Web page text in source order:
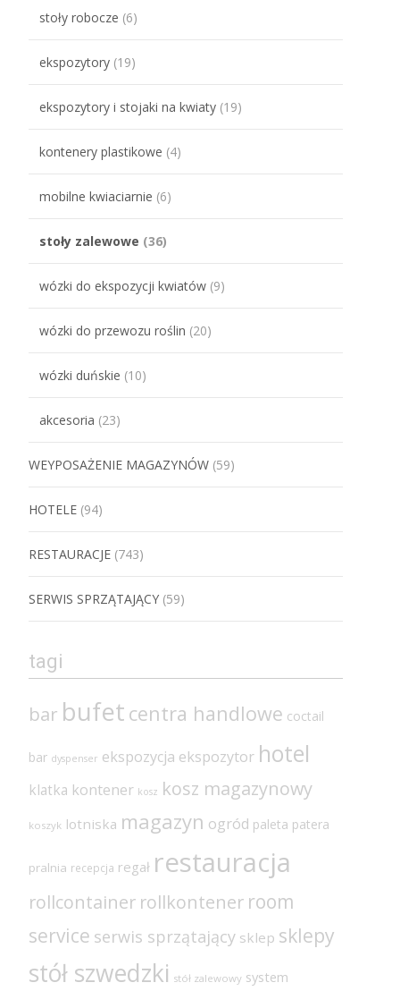
stoły robocze (6)
ekspozytory (19)
ekspozytory i stojaki na kwiaty (19)
kontenery plastikowe (4)
mobilne kwiaciarnie (6)
stoły zalewowe (36)
wózki do ekspozycji kwiatów (9)
wózki do przewozu roślin (20)
wózki duńskie (10)
akcesoria (23)
WEYPOSAŻENIE MAGAZYNÓW (59)
HOTELE (94)
RESTAURACJE (743)
SERWIS SPRZĄTAJĄCY (59)
tagi
bar bufet centra handlowe coctail
bar dyspenser ekspozycja ekspozytor hotel
klatka kontener kosz kosz magazynowy
koszyk lotniska magazyn ogród paleta patera
pralnia recepcja regał restauracja
rollcontainer rollkontener room
service serwis sprzątający sklep sklepy
stół szwedzki stół zalewowy system